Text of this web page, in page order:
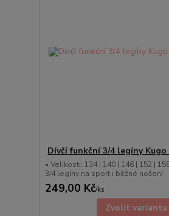
Dívčí funkční 3/4 legíny Kugo
• Velikosti: 134 | 140 | 146 | 152 |
3/4 legíny na sport i běžné nošení
249,00 Kč/ks
Zvolit variantu